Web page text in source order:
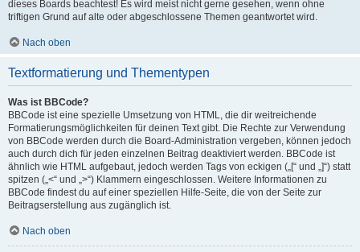
dieses Boards beachtest! Es wird meist nicht gerne gesehen, wenn ohne
triftigen Grund auf alte oder abgeschlossene Themen geantwortet wird.
Nach oben
Textformatierung und Thementypen
Was ist BBCode?
BBCode ist eine spezielle Umsetzung von HTML, die dir weitreichende
Formatierungsmöglichkeiten für deinen Text gibt. Die Rechte zur Verwendung
von BBCode werden durch die Board-Administration vergeben, können jedoch
auch durch dich für jeden einzelnen Beitrag deaktiviert werden. BBCode ist
ähnlich wie HTML aufgebaut, jedoch werden Tags von eckigen („[“ und „]“) statt
spitzen („<“ und „>“) Klammern eingeschlossen. Weitere Informationen zu
BBCode findest du auf einer speziellen Hilfe-Seite, die von der Seite zur
Beitragserstellung aus zugänglich ist.
Nach oben